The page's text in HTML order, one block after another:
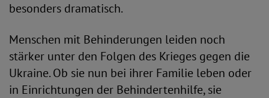
besonders dramatisch.
Menschen mit Behinderungen leiden noch
stärker unter den Folgen des Krieges gegen die
Ukraine. Ob sie nun bei ihrer Familie leben oder
in Einrichtungen der Behindertenhilfe, sie